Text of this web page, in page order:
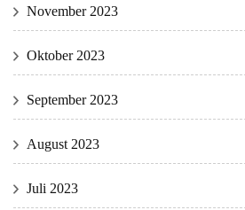
November 2023
Oktober 2023
September 2023
August 2023
Juli 2023